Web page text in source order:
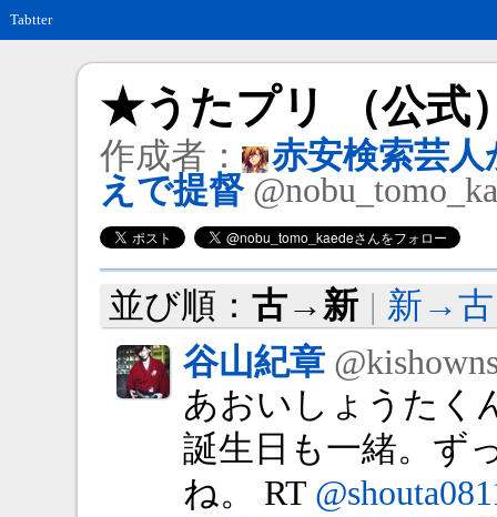
Tabtter
★うたプリ （公式
作成者：
赤安検索芸人
えで提督
並び順： 古→新 | 新→古
谷山紀章
あおいしょうたく
誕生日も一緒。ず
ね。 RT